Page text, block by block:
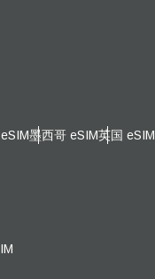
墨西哥 eSIM英国 eSIM
Türkçe